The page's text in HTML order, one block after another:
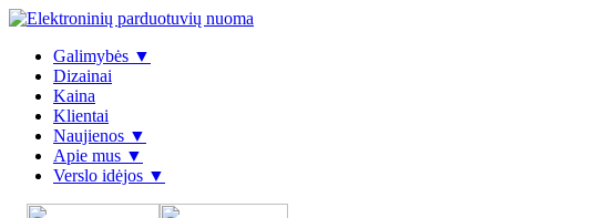
Galimybės ▼
Dizainai
Kaina
Klientai
Naujienos ▼
Apie mus ▼
Verslo idėjos ▼